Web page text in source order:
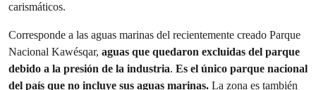
carismáticos.
Corresponde a las aguas marinas del recientemente creado Parque
Nacional Kawésqar, aguas que quedaron excluidas del parque
debido a la presión de la industria. Es el único parque nacional
del país que no incluye sus aguas marinas. La zona es también